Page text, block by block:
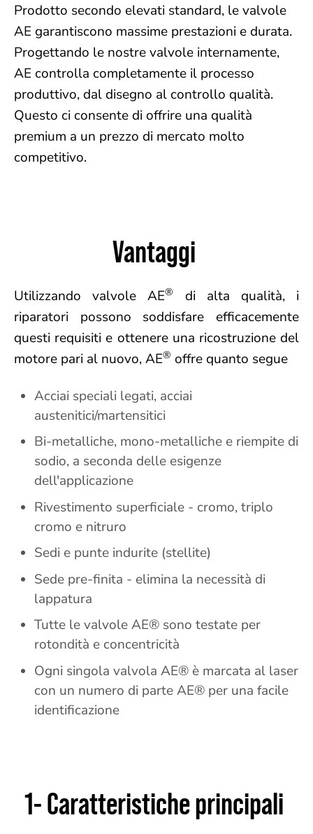
Prodotto secondo elevati standard, le valvole
AE garantiscono massime prestazioni e durata.
Progettando le nostre valvole internamente,
AE controlla completamente il processo
produttivo, dal disegno al controllo qualità.
Questo ci consente di offrire una qualità
premium a un prezzo di mercato molto
competitivo.
Vantaggi
Utilizzando valvole AE®
di alta qualità, i
riparatori possono soddisfare efficacemente
questi requisiti e ottenere una ricostruzione del
motore pari al nuovo, AE® offre quanto segue
Acciai speciali legati, acciai
austenitici/martensitici
Bi-metalliche, mono-metalliche e riempite di
sodio, a seconda delle esigenze
dell'applicazione
Rivestimento superficiale - cromo, triplo
cromo e nitruro
Sedi e punte indurite (stellite)
Sede pre-finita - elimina la necessità di
lappatura
Tutte le valvole AE® sono testate per
rotondità e concentricità
Ogni singola valvola AE® è marcata al laser
con un numero di parte AE® per una facile
identificazione
1- Caratteristiche principali